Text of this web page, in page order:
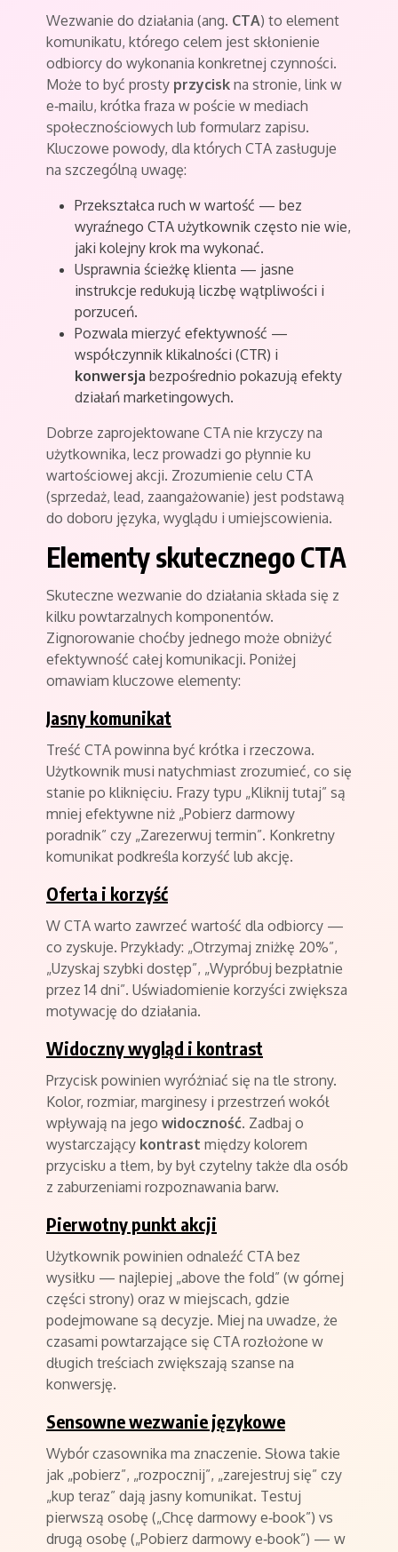
Wezwanie do działania (ang. CTA) to element
komunikatu, którego celem jest skłonienie
odbiorcy do wykonania konkretnej czynności.
Może to być prosty przycisk na stronie, link w
e‑mailu, krótka fraza w poście w mediach
społecznościowych lub formularz zapisu.
Kluczowe powody, dla których CTA zasługuje
na szczególną uwagę:
Przekształca ruch w wartość — bez
wyraźnego CTA użytkownik często nie wie,
jaki kolejny krok ma wykonać.
Usprawnia ścieżkę klienta — jasne
instrukcje redukują liczbę wątpliwości i
porzuceń.
Pozwala mierzyć efektywność —
współczynnik klikalności (CTR) i
konwersja bezpośrednio pokazują efekty
działań marketingowych.
Dobrze zaprojektowane CTA nie krzyczy na
użytkownika, lecz prowadzi go płynnie ku
wartościowej akcji. Zrozumienie celu CTA
(sprzedaż, lead, zaangażowanie) jest podstawą
do doboru języka, wyglądu i umiejscowienia.
Elementy skutecznego CTA
Skuteczne wezwanie do działania składa się z
kilku powtarzalnych komponentów.
Zignorowanie choćby jednego może obniżyć
efektywność całej komunikacji. Poniżej
omawiam kluczowe elementy:
Jasny komunikat
Treść CTA powinna być krótka i rzeczowa.
Użytkownik musi natychmiast zrozumieć, co się
stanie po kliknięciu. Frazy typu „Kliknij tutaj” są
mniej efektywne niż „Pobierz darmowy
poradnik” czy „Zarezerwuj termin”. Konkretny
komunikat podkreśla korzyść lub akcję.
Oferta i korzyść
W CTA warto zawrzeć wartość dla odbiorcy —
co zyskuje. Przykłady: „Otrzymaj zniżkę 20%”,
„Uzyskaj szybki dostęp”, „Wypróbuj bezpłatnie
przez 14 dni”. Uświadomienie korzyści zwiększa
motywację do działania.
Widoczny wygląd i kontrast
Przycisk powinien wyróżniać się na tle strony.
Kolor, rozmiar, marginesy i przestrzeń wokół
wpływają na jego widoczność. Zadbaj o
wystarczający kontrast między kolorem
przycisku a tłem, by był czytelny także dla osób
z zaburzeniami rozpoznawania barw.
Pierwotny punkt akcji
Użytkownik powinien odnaleźć CTA bez
wysiłku — najlepiej „above the fold” (w górnej
części strony) oraz w miejscach, gdzie
podejmowane są decyzje. Miej na uwadze, że
czasami powtarzające się CTA rozłożone w
długich treściach zwiększają szanse na
konwersję.
Sensowne wezwanie językowe
Wybór czasownika ma znaczenie. Słowa takie
jak „pobierz”, „rozpocznij”, „zarejestruj się” czy
„kup teraz” dają jasny komunikat. Testuj
pierwszą osobę („Chcę darmowy e‑book”) vs
drugą osobę („Pobierz darmowy e‑book”) — w